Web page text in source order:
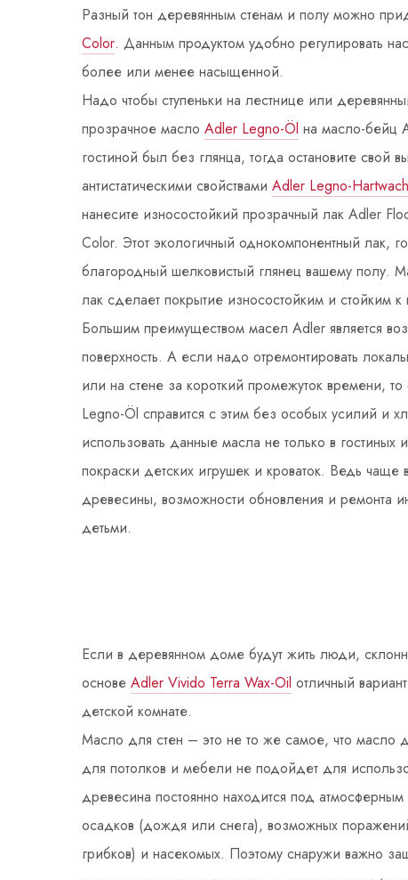
Разный тон деревянным стенам и полу можно
Color. Данным продуктом удобно регулировать
более или менее насыщенной.
Надо чтобы ступеньки на лестнице или
прозрачное масло Adler Legno-Öl на масло-бейц
гостиной был без глянца, тогда остановите свой
антистатическими свойствами Adler Legno-
нанесите износостойкий прозрачный лак Adler
Color. Этот экологичный однокомпонентный лак,
благородный шелковистый глянец вашему полу.
лак сделает покрытие износостойким и стойким к
Большим преимуществом масел Adler является
поверхность. А если надо отремонтировать
или на стене за короткий промежуток времени,
Legno-Öl справится с этим без особых усилий и
использовать данные масла не только в гостиных
покраски детских игрушек и кроваток. Ведь чаще
древесины, возможности обновления и ремонта
детьми.
Если в деревянном доме будут жить люди,
основе Adler Vivido Terra Wax-Oil отличный
детской комнате.
Масло для стен – это не то же самое, что масло
для потолков и мебели не подойдет для
древесина постоянно находится под
осадков (дождя или снега), возможных
грибков) и насекомых. Поэтому снаружи важно